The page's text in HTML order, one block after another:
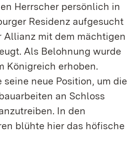
Herrscher persönlich in
Residenz aufgesucht
Allianz mit dem mächtigen
Als Belohnung wurde
Königreich erhoben.
seine neue Position, um die
an Schloss
In den
blühte hier das höfische